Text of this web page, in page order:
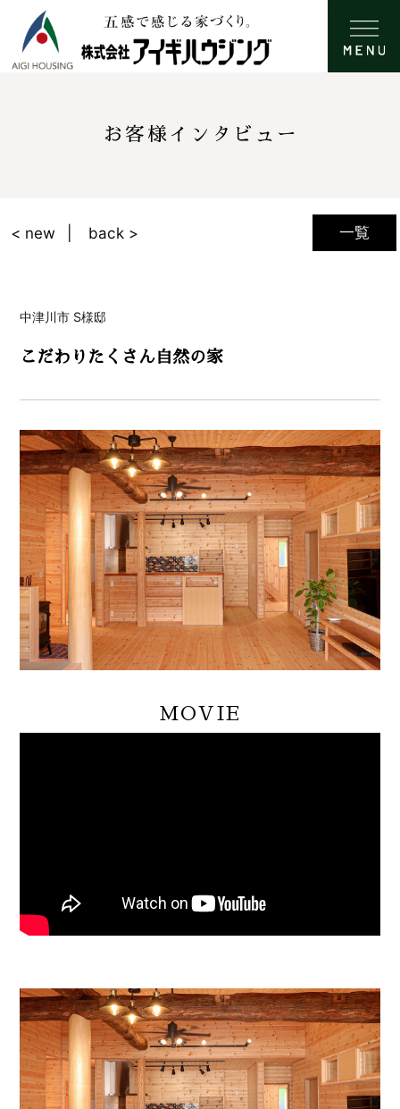
お客様インタビュー
一覧
< new back >
中津川市 S様邸
こだわりたくさん自然の家
MOVIE